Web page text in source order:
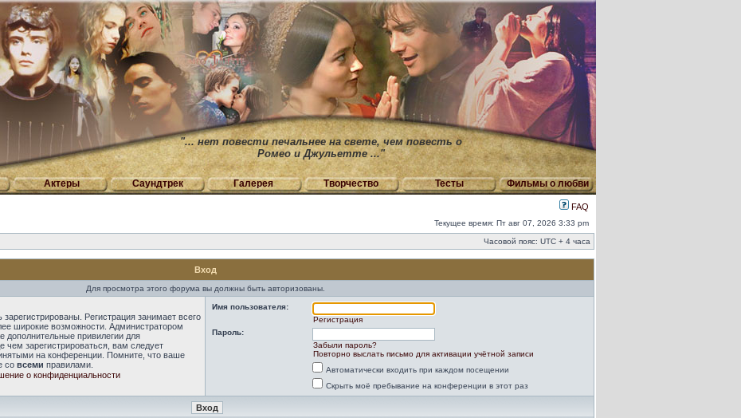
"... нет повести печальнее на свете, чем повесть о
Ромео и Джульетте ..."
Актеры Саундтрек Галерея Творчество Тесты Фильмы о любви
FAQ
Текущее время: Пт авг 07, 2026 3:33 pm
Часовой пояс: UTC + 4 часа
Вход
Для просмотра этого форума вы должны быть авторизованы.
Регистрация занимает всего
широкие возможности. Администратором
дополнительные привилегии для
чем зарегистрироваться, вам следует
на конференции. Помните, что ваше
со всеми правилами.
о конфиденциальности
Имя пользователя:
Регистрация
Пароль:
Забыли пароль?
Повторно выслать письмо для активации учётной записи
Автоматически входить при каждом посещении
Скрыть моё пребывание на конференции в этот раз